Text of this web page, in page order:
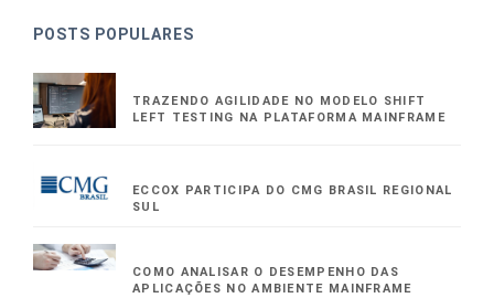
POSTS POPULARES
TRAZENDO AGILIDADE NO MODELO SHIFT
LEFT TESTING NA PLATAFORMA MAINFRAME
ECCOX PARTICIPA DO CMG BRASIL REGIONAL
SUL
COMO ANALISAR O DESEMPENHO DAS
APLICAÇÕES NO AMBIENTE MAINFRAME